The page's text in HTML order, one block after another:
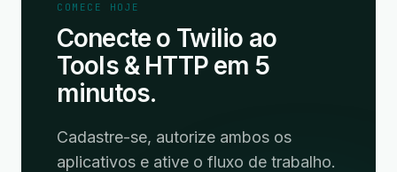
COMECE HOJE
Conecte o Twilio ao
Tools & HTTP em 5
minutos.
Cadastre-se, autorize ambos os
aplicativos e ative o fluxo de trabalho.